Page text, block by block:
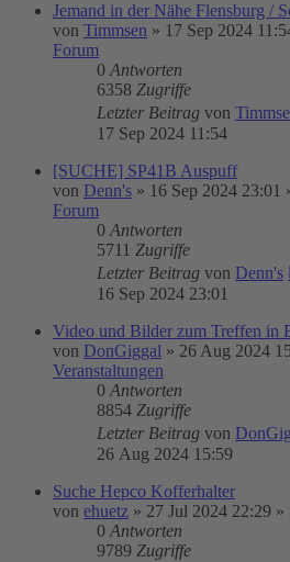
Jemand in der Nähe Flensburg /
von Timmsen » 17 Sep 2024
Forum
0 Antworten
6358 Zugriffe
Letzter Beitrag von
17 Sep 2024 11:54
[SUCHE] SP41B Auspuff
von Denn's » 16 Sep 2024 23:01
Forum
0 Antworten
5711 Zugriffe
Letzter Beitrag von Denn's
16 Sep 2024 23:01
Video und Bilder zum Treffen in
von DonGiggal » 26 Aug 2024
Veranstaltungen
0 Antworten
8854 Zugriffe
Letzter Beitrag von
26 Aug 2024 15:59
Suche Hepco Kofferhalter
von ehuetz » 27 Jul 2024 22:29 »
0 Antworten
9789 Zugriffe